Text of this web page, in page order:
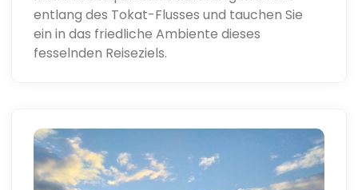
entlang des Tokat-Flusses und tauchen Sie
ein in das friedliche Ambiente dieses
fesselnden Reiseziels.